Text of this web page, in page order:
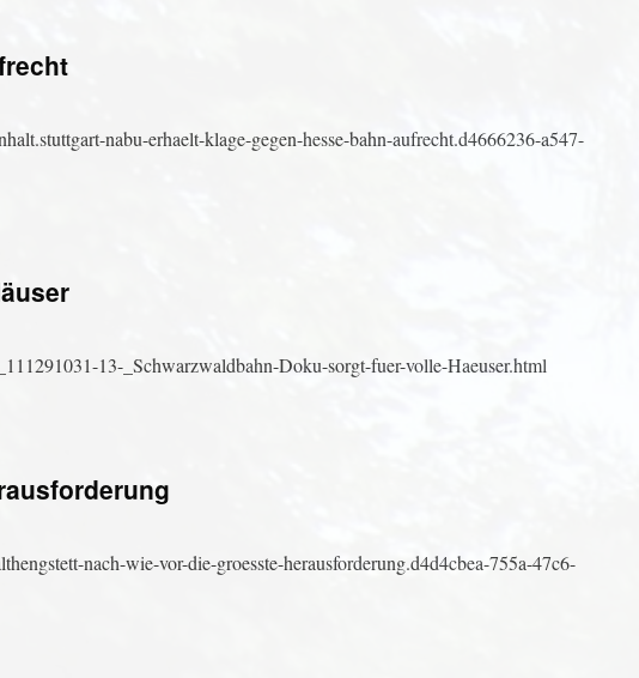
nabu-erhaelt-klage-gegen-hesse-bahn-aufrecht.d4666236-a547-
13-_Schwarzwaldbahn-Doku-sorgt-fuer-volle-Haeuser.html
nach-wie-vor-die-groesste-herausforderung.d4d4cbea-755a-47c6-